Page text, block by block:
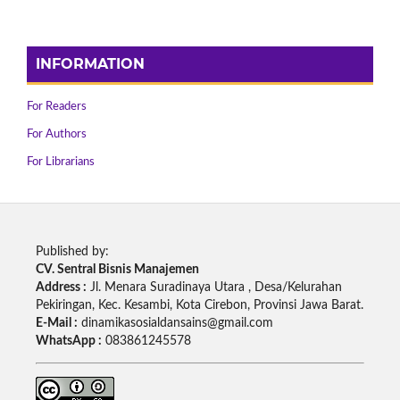
INFORMATION
For Readers
For Authors
For Librarians
Published by:
CV. Sentral Bisnis Manajemen
Address : Jl. Menara Suradinaya Utara , Desa/Kelurahan
Pekiringan, Kec. Kesambi, Kota Cirebon, Provinsi Jawa Barat.
E-Mail : dinamikasosialdansains@gmail.com
WhatsApp : 083861245578